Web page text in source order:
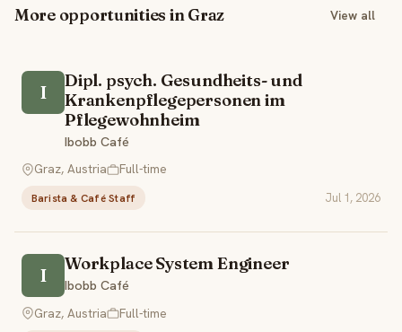
More opportunities in Graz View all
I
Dipl. psych. Gesundheits- und
Krankenpflegepersonen im
Pflegewohnheim
Ibobb Café
Graz, Austria
Full-time
Barista & Café Staff Jul 1, 2026
I
Workplace System Engineer
Ibobb Café
Graz, Austria
Full-time